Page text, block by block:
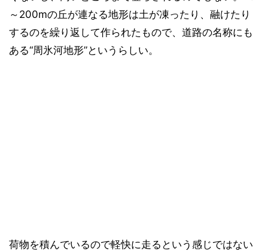
～200mの丘が連なる地形は土が凍ったり、融けたり
するのを繰り返して作られたもので、道路の名称にも
ある“周氷河地形”というらしい。
荷物を積んでいるので軽快に走るという感じではない